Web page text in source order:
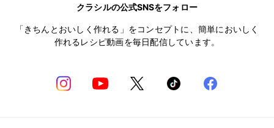
クラシルの公式SNSをフォロー
「きちんとおいしく作れる」をコンセプトに、簡単においしく
作れるレシピ動画を毎日配信しています。